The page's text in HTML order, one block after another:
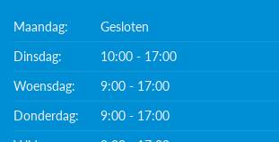
Maandag:
Gesloten
Dinsdag:
10:00 - 17:00
Woensdag:
9:00 - 17:00
Donderdag:
9:00 - 17:00